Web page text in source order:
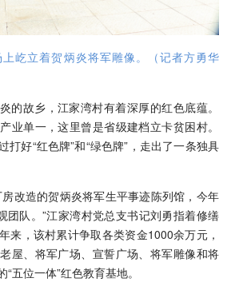
屹立着贺炳炎将军雕像。（记者方勇华
的故乡，江家湾村有着深厚的红色底蕴。
业单一，这里曾是省级建档立卡贫困村。
打好“红色牌”和“绿色牌”，走出了一条独具
改造的贺炳炎将军生平事迹陈列馆，今年
团队。”江家湾村党总支书记刘勇指着修缮
来，该村累计争取各类资金1000余万元，
屋、将军广场、宣誓广场、将军雕像和将
五位一体”红色教育基地。